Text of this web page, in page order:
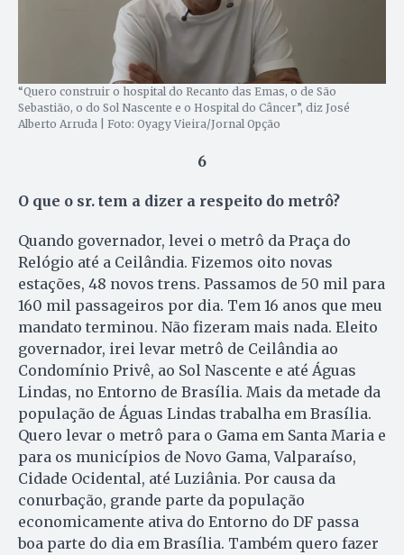
“Quero construir o hospital do Recanto das Emas, o de São
Sebastião, o do Sol Nascente e o Hospital do Câncer”, diz José
Alberto Arruda | Foto: Oyagy Vieira/Jornal Opção
6
O que o sr. tem a dizer a respeito do metrô?
Quando governador, levei o metrô da Praça do
Relógio até a Ceilândia. Fizemos oito novas
estações, 48 novos trens. Passamos de 50 mil para
160 mil passageiros por dia. Tem 16 anos que meu
mandato terminou. Não fizeram mais nada. Eleito
governador, irei levar metrô de Ceilândia ao
Condomínio Privê, ao Sol Nascente e até Águas
Lindas, no Entorno de Brasília. Mais da metade da
população de Águas Lindas trabalha em Brasília.
Quero levar o metrô para o Gama em Santa Maria e
para os municípios de Novo Gama, Valparaíso,
Cidade Ocidental, até Luziânia. Por causa da
conurbação, grande parte da população
economicamente ativa do Entorno do DF passa
boa parte do dia em Brasília. Também quero fazer